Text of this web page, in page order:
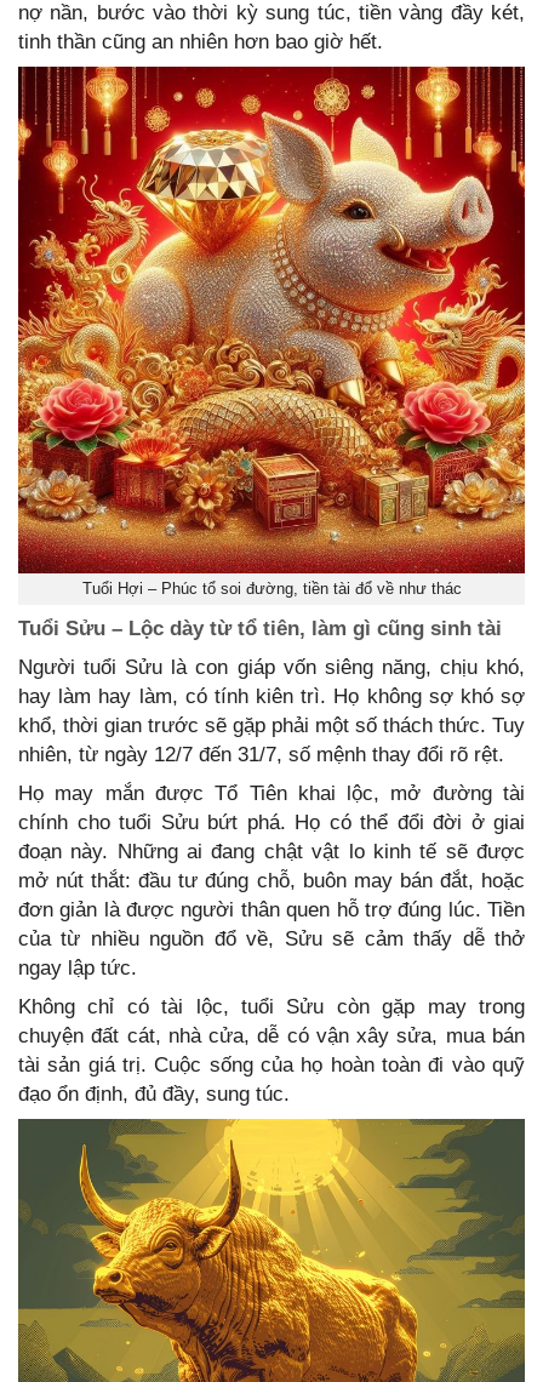
nợ nần, bước vào thời kỳ sung túc, tiền vàng đầy két,
tinh thần cũng an nhiên hơn bao giờ hết.
Tuổi Hợi – Phúc tổ soi đường, tiền tài đổ về như thác
Tuổi Sửu – Lộc dày từ tổ tiên, làm gì cũng sinh tài
Người tuổi Sửu là con giáp vốn siêng năng, chịu khó,
hay làm hay làm, có tính kiên trì. Họ không sợ khó sợ
khổ, thời gian trước sẽ gặp phải một số thách thức. Tuy
nhiên, từ ngày 12/7 đến 31/7, số mệnh thay đổi rõ rệt.
Họ may mắn được Tổ Tiên khai lộc, mở đường tài
chính cho tuổi Sửu bứt phá. Họ có thể đổi đời ở giai
đoạn này. Những ai đang chật vật lo kinh tế sẽ được
mở nút thắt: đầu tư đúng chỗ, buôn may bán đắt, hoặc
đơn giản là được người thân quen hỗ trợ đúng lúc. Tiền
của từ nhiều nguồn đổ về, Sửu sẽ cảm thấy dễ thở
ngay lập tức.
Không chỉ có tài lộc, tuổi Sửu còn gặp may trong
chuyện đất cát, nhà cửa, dễ có vận xây sửa, mua bán
tài sản giá trị. Cuộc sống của họ hoàn toàn đi vào quỹ
đạo ổn định, đủ đầy, sung túc.